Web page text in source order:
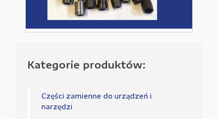
Kategorie produktów:
Części zamienne do urządzeń i
narzędzi